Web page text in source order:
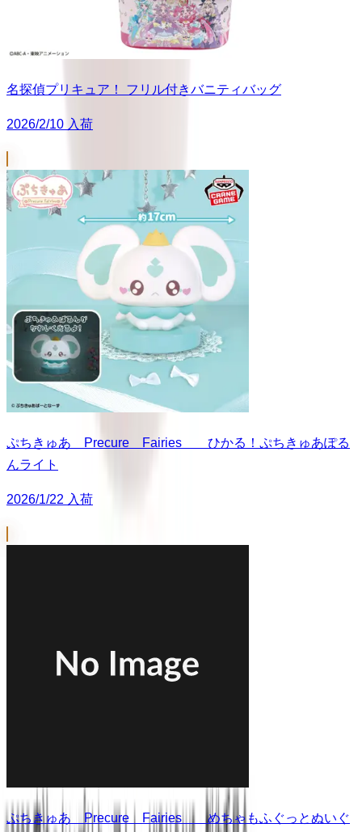
名探偵プリキュア！ フリル付きバニティバッグ
2026/2/10 入荷
ぷちきゅあ Precure Fairies ひかる！ぷちきゅあぽる
んライト
2026/1/22 入荷
ぷちきゅあ Precure Fairies めちゃもふぐっとぬいぐ